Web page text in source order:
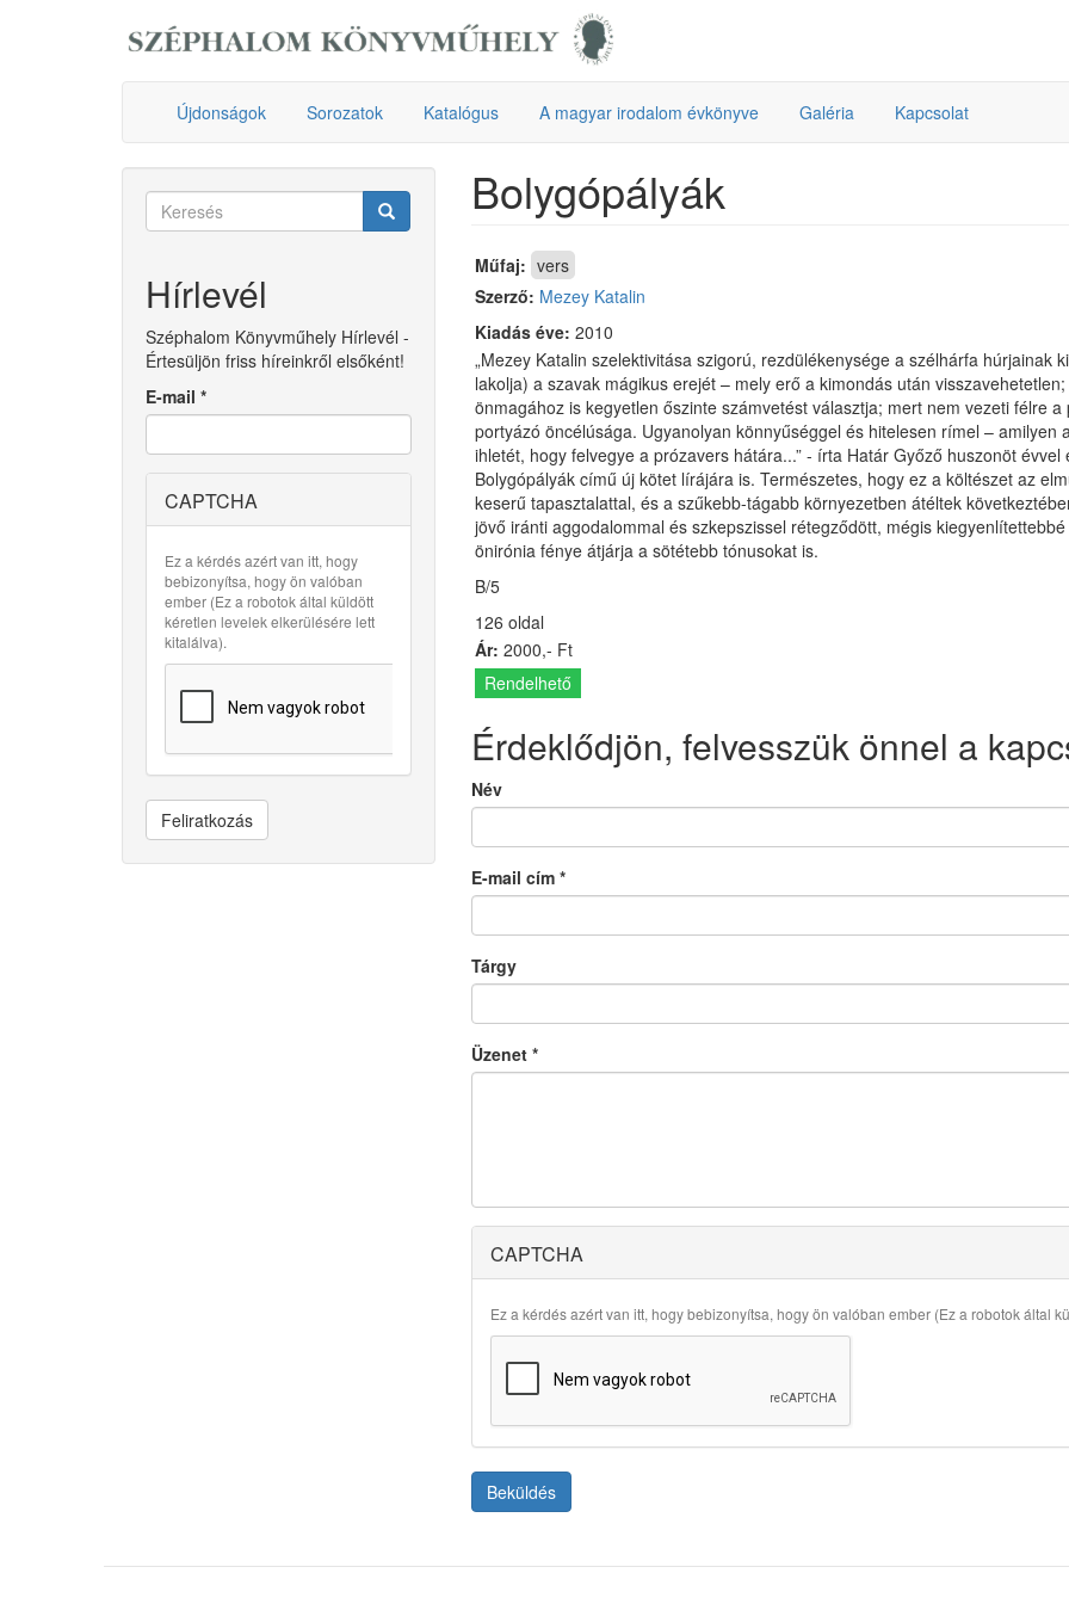
Újdonságok Sorozatok Katalógus A magyar irodalom évkönyve Galéria Kapcsolat
Keresés
Hírlevél
Széphalom Könyvműhely Hírlevél -
Értesüljön friss híreinkről elsőként!
E-mail *
CAPTCHA
Ez a kérdés azért van itt, hogy
bebizonyítsa, hogy ön valóban
ember (Ez a robotok által küldött
kéretlen levelek elkerülésére lett
kitalálva).
Feliratkozás
Bolygópályák
Műfaj: vers
Szerző: Mezey Katalin
Kiadás éve: 2010
„Mezey Katalin szelektivitása szigorú, rezdülékenysége a szélhárfa húrjainak
lakolja) a szavak mágikus erejét – mely erő a kimondás után
önmagához is kegyetlen őszinte számvetést választja; mert nem vezeti félre
portyázó öncélúsága. Ugyanolyan könnyűséggel és hitelesen rímel – amilyen
ihletét, hogy felvegye a prózavers hátára...” - írta Határ Győző huszonöt évvel
Bolygópályák című új kötet lírájára is. Természetes, hogy ez a költészet az
keserű tapasztalattal, és a szűkebb-tágabb környezetben átéltek
jövő iránti aggodalommal és szkepszissel rétegződött, mégis
önirónia fénye átjárja a sötétebb tónusokat is.
B/5
126 oldal
Ár: 2000,- Ft
Rendelhető
Érdeklődjön, felvesszük önnel a
Név
E-mail cím *
Tárgy
Üzenet *
CAPTCHA
Ez a kérdés azért van itt, hogy bebizonyítsa, hogy ön valóban ember (Ez a robotok által
Beküldés